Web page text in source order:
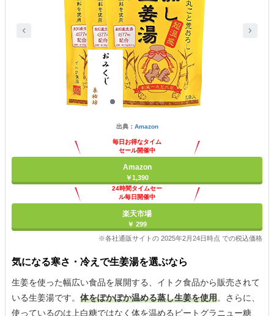
出典： Amazon
毎日お得なタイム
セール開催中
Amazon
￥1,390
24時間タイムセー
ル毎日開催中
楽天市場
￥ 299
※各社通販サイトの 2025年2月24日時点 での税込価格
気になる寒さ・冷えで生姜湯を選ぶなら
生姜を使った幅広い食品を展開する、イトク食品から販売されて
いる生姜湯です。 体をぽかぽか温める蒸し生姜を使用。さらに、
使っているのは上白糖ではなく体を温めるビートグラニュー糖